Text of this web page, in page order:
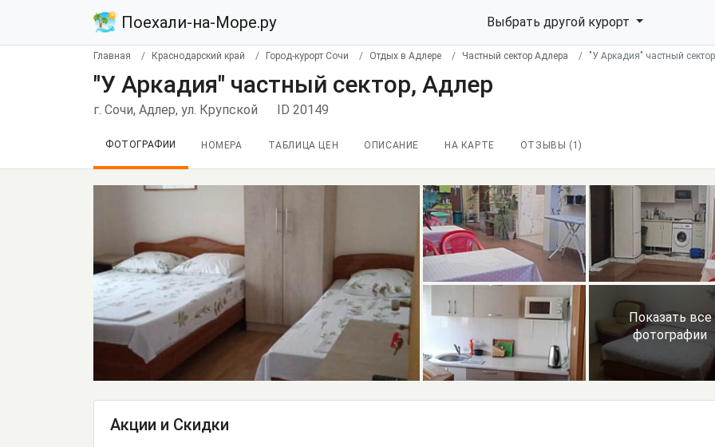
Поехали-на-Море.ру Выбрать другой курорт
Главная Краснодарский край Город-курорт Сочи Отдых в Адлере Частный сектор Адлера "У Аркадия" частный
"У Аркадия" частный сектор, Адлер
г. Сочи, Адлер, ул. Крупской ID 20149
ФОТОГРАФИИ НОМЕРА ТАБЛИЦА ЦЕН ОПИСАНИЕ НА КАРТЕ ОТЗЫВЫ ( 1)
Показать все
фотографии
Акции и Скидки